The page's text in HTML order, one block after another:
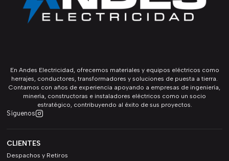
En Andes Electricidad, ofrecemos materiales y equipos eléctricos como
herrajes, conductores, transformadores y soluciones de puesta a tierra.
Contamos con años de experiencia apoyando a empresas de ingeniería,
minería, constructoras e instaladores eléctricos como un socio
estratégico, contribuyendo al éxito de sus proyectos.
Síguenos
CLIENTES
Despachos y Retiros